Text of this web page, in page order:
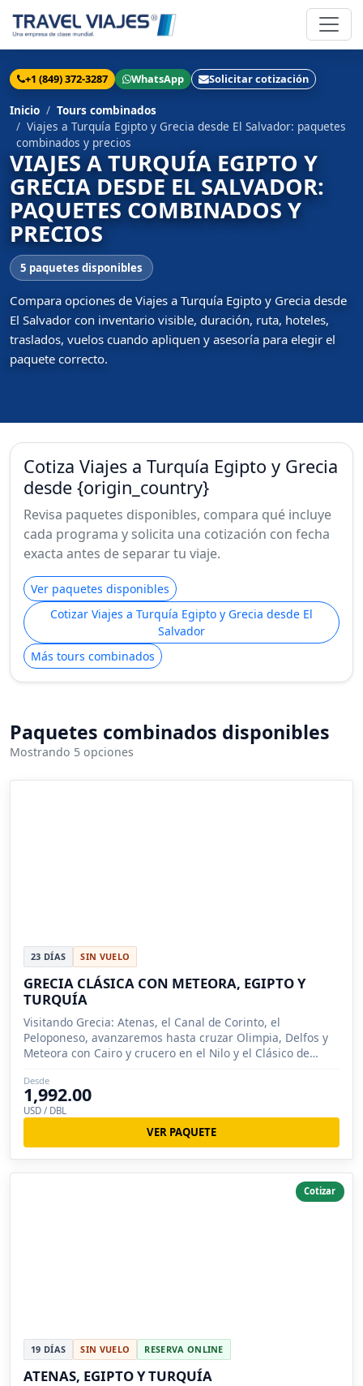
+1 (849) 372-3287 WhatsApp Solicitar cotización
Inicio
Tours combinados
Viajes a Turquía Egipto y Grecia desde El Salvador: paquetes
combinados y precios
VIAJES A TURQUÍA EGIPTO Y
GRECIA DESDE EL SALVADOR:
PAQUETES COMBINADOS Y
PRECIOS
5 paquetes disponibles
Compara opciones de Viajes a Turquía Egipto y Grecia desde
El Salvador con inventario visible, duración, ruta, hoteles,
traslados, vuelos cuando apliquen y asesoría para elegir el
paquete correcto.
Cotiza Viajes a Turquía Egipto y Grecia
desde {origin_country}
Revisa paquetes disponibles, compara qué incluye
cada programa y solicita una cotización con fecha
exacta antes de separar tu viaje.
Ver paquetes disponibles
Cotizar Viajes a Turquía Egipto y Grecia desde El
Salvador
Más tours combinados
Paquetes combinados disponibles
Mostrando 5 opciones
23 DÍAS SIN VUELO
GRECIA CLÁSICA CON METEORA, EGIPTO Y
TURQUÍA
Visitando Grecia: Atenas, el Canal de Corinto, el
Peloponeso, avanzaremos hasta cruzar Olimpia, Delfos y
Meteora con Cairo y crucero en el Nilo y el Clásico de
Desde
1,992.00
USD / DBL
VER PAQUETE
Cotizar
19 DÍAS SIN VUELO RESERVA ONLINE
ATENAS, EGIPTO Y TURQUÍA